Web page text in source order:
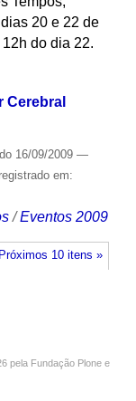
20 e 22 de
do dia 22.
Cerebral
16/09/2009 —
em:
/Eventos 2009
Próximos 10 itens »
pela Fundação Plone e